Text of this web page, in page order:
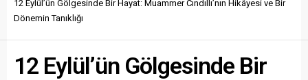
12 Eylül’ün Gölgesinde Bir Hayat: Muammer Cındıllı’nın Hikâyesi ve Bir
Dönemin Tanıklığı
12 Eylül’ün Gölgesinde Bir